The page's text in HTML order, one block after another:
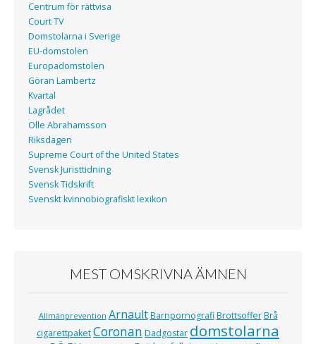
Centrum för rättvisa
Court TV
Domstolarna i Sverige
EU-domstolen
Europadomstolen
Göran Lambertz
Kvartal
Lagrådet
Olle Abrahamsson
Riksdagen
Supreme Court of the United States
Svensk Juristtidning
Svensk Tidskrift
Svenskt kvinnobiografiskt lexikon
MEST OMSKRIVNA ÄMNEN
Allmänprevention Arnault Barnpornografi Brottsoffer Brå
cigarettpaketCoronan Dadgostar domstolarna